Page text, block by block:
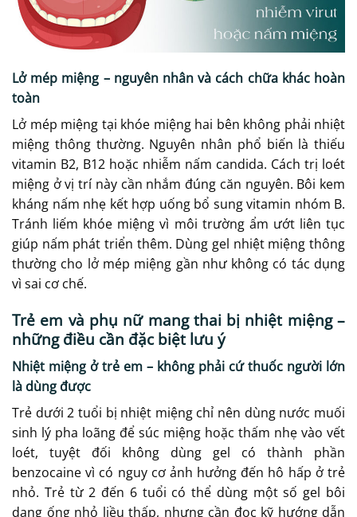
Lở mép miệng – nguyên nhân và cách chữa khác hoàn
toàn
Lở mép miệng tại khóe miệng hai bên không phải nhiệt
miệng thông thường. Nguyên nhân phổ biến là thiếu
vitamin B2, B12 hoặc nhiễm nấm candida. Cách trị loét
miệng ở vị trí này cần nhắm đúng căn nguyên. Bôi kem
kháng nấm nhẹ kết hợp uống bổ sung vitamin nhóm B.
Tránh liếm khóe miệng vì môi trường ẩm ướt liên tục
giúp nấm phát triển thêm. Dùng gel nhiệt miệng thông
thường cho lở mép miệng gần như không có tác dụng
vì sai cơ chế.
Trẻ em và phụ nữ mang thai bị nhiệt miệng –
những điều cần đặc biệt lưu ý
Nhiệt miệng ở trẻ em – không phải cứ thuốc người lớn
là dùng được
Trẻ dưới 2 tuổi bị nhiệt miệng chỉ nên dùng nước muối
sinh lý pha loãng để súc miệng hoặc thấm nhẹ vào vết
loét, tuyệt đối không dùng gel có thành phần
benzocaine vì có nguy cơ ảnh hưởng đến hô hấp ở trẻ
nhỏ. Trẻ từ 2 đến 6 tuổi có thể dùng một số gel bôi
dạng ống nhỏ liều thấp, nhưng cần đọc kỹ hướng dẫn